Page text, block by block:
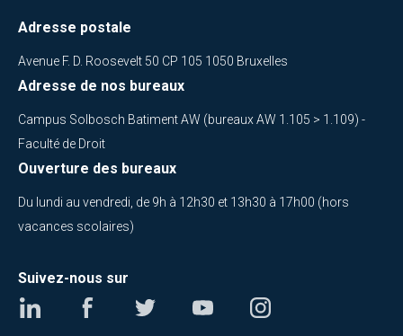
Adresse postale
Avenue F. D. Roosevelt 50 CP 105 1050 Bruxelles
Adresse de nos bureaux
Campus Solbosch Batiment AW (bureaux AW 1.105 > 1.109) -
Faculté de Droit
Ouverture des bureaux
Du lundi au vendredi, de 9h à 12h30 et 13h30 à 17h00 (hors
vacances scolaires)
Suivez-nous sur